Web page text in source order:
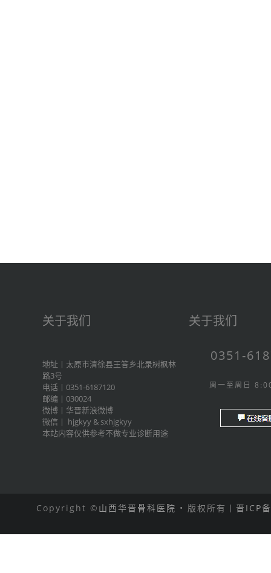
关于我们
地址丨太原市清徐县王答乡北录树枫林
路3号
电话丨0351-6187120
邮编丨030024
微博丨 华晋新浪微博
微信丨 hjgkyy & sxhjgkyy
本站内容仅供参考不做专业诊断用途
关于我们
0351-
周一至周日
Copyright © 山西华晋骨科医院 • 版权所有丨 晋ICP